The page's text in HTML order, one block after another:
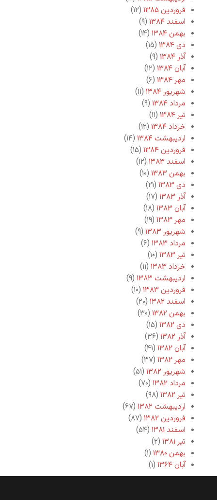
فروردین ۱۳۸۵
(۱۲)
اسفند ۱۳۸۴
(۹)
بهمن ۱۳۸۴
(۱۴)
دی ۱۳۸۴
(۱۵)
آذر ۱۳۸۴
(۹)
آبان ۱۳۸۴
(۱۲)
مهر ۱۳۸۴
(۶)
شهریور ۱۳۸۴
(۱۱)
مرداد ۱۳۸۴
(۹)
تیر ۱۳۸۴
(۱۱)
خرداد ۱۳۸۴
(۱۲)
اردیبهشت ۱۳۸۴
(۱۴)
فروردین ۱۳۸۴
(۱۵)
اسفند ۱۳۸۳
(۱۲)
بهمن ۱۳۸۳
(۱۰)
دی ۱۳۸۳
(۲۱)
آذر ۱۳۸۳
(۱۷)
آبان ۱۳۸۳
(۱۸)
مهر ۱۳۸۳
(۱۹)
شهریور ۱۳۸۳
(۹)
مرداد ۱۳۸۳
(۶)
تیر ۱۳۸۳
(۱۰)
خرداد ۱۳۸۳
(۱۱)
اردیبهشت ۱۳۸۳
(۹)
فروردین ۱۳۸۳
(۱۰)
اسفند ۱۳۸۲
(۲۰)
بهمن ۱۳۸۲
(۳۰)
دی ۱۳۸۲
(۱۵)
آذر ۱۳۸۲
(۳۶)
آبان ۱۳۸۲
(۴۱)
مهر ۱۳۸۲
(۳۷)
شهریور ۱۳۸۲
(۵۱)
مرداد ۱۳۸۲
(۷۰)
تیر ۱۳۸۲
(۹۸)
اردیبهشت ۱۳۸۲
(۶۷)
فروردین ۱۳۸۲
(۸۷)
اسفند ۱۳۸۱
(۵۴)
تیر ۱۳۸۱
(۲)
بهمن ۱۳۸۰
(۱)
آبان ۱۳۶۴
(۱)